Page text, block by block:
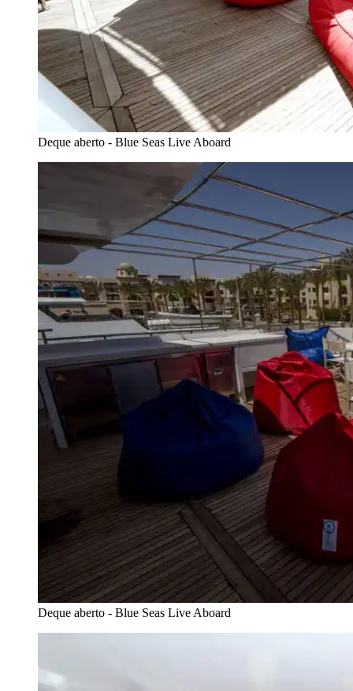
Deque aberto - Blue Seas Live Aboard
Deque aberto - Blue Seas Live Aboard